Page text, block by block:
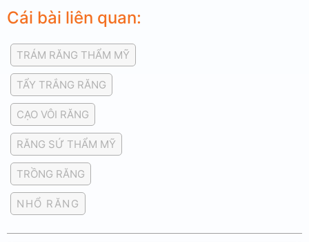
Cái bài liên quan:
TRÁM RĂNG THẨM MỸ
TẨY TRẮNG RĂNG
CẠO VÔI RĂNG
RĂNG SỨ THẨM MỸ
TRỒNG RĂNG
NHỔ RĂNG